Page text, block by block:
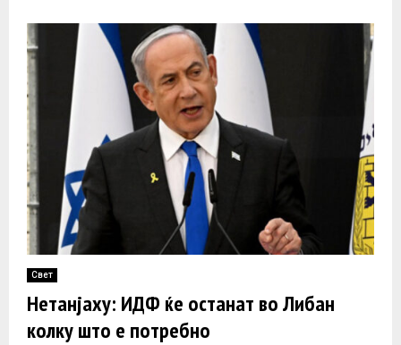
Свет
Нетанјаху: ИДФ ќе останат во Либан
колку што е потребно